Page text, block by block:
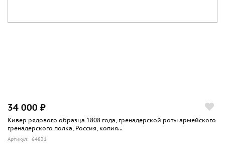
34 000 ₽
Кивер рядового образца 1808 года, гренадерской роты армейского
гренадерского полка, Россия, копия...
Артикул: 64831